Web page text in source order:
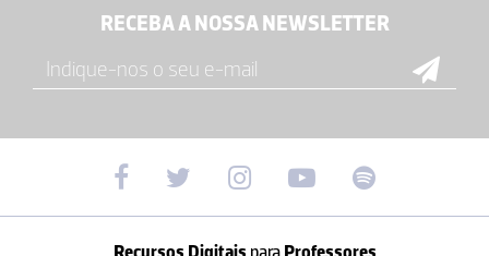
RECEBA A NOSSA NEWSLETTER